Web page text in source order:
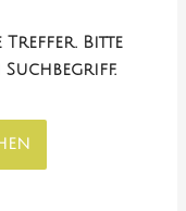
Treffer. Bitte
Suchbegriff.